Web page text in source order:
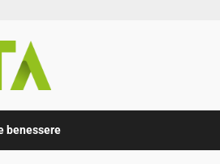
benessere